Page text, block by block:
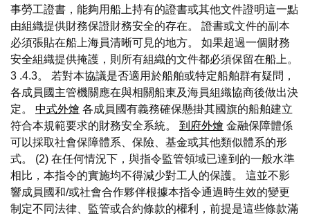
事勞工證書，能夠用船上持有的證書或其他文件證明這一點
由組織提供財務保證財務安全的存在。 證書或文件的副本
必須張貼在船上海員清晰可見的地方。 如果超過一個財務
安全組織提供掩護，則所有組織的文件都必須保留在船上。
3 .4.3。 若對本協議是否適用於船舶或特定船舶群有疑問，
各成員國主管機關應在與相關船東及海員組織協商後做出決
定。 中式外燴 各成員國有義務確保懸掛其國旗的船舶建立
符合本規範要求的財務安全系統。 到府外燴 金融保障體係
可以採取社會保障體系、保險、基金或其他類似體系的形
式。 (2) 在任何情況下，與指令監管領域已達到的一般水準
相比，本指令的實施均不得減少對工人的保護。 這並不影
響成員國和/或社會合作夥伴根據本指令通過時生效的變更
制定不同法律、監管或合約條款的權利，前提是這些條款滿